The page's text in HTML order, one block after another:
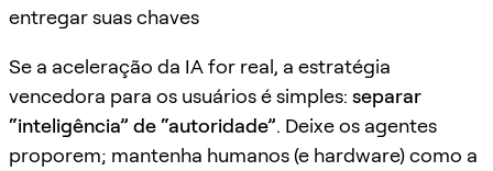
entregar suas chaves
Se a aceleração da IA for real, a estratégia
vencedora para os usuários é simples: separar
“inteligência” de “autoridade”. Deixe os agentes
proporem; mantenha humanos (e hardware) como a